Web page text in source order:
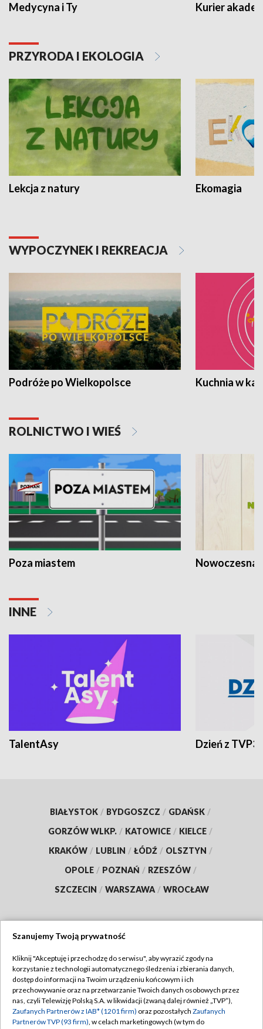
Medycyna i Ty Kurier
PRZYRODA I EKOLOGIA
Lekcja z natury Ekomagia
WYPOCZYNEK I REKREACJA
Podróże po Wielkopolsce Kuchnia w
ROLNICTWO I WIEŚ
Poza miastem Nowoczesna
INNE
TalentAsy Dzień z TVP3
BIAŁYSTOK / BYDGOSZCZ / GDAŃSK /
GORZÓW WLKP. / KATOWICE / KIELCE /
KRAKÓW / LUBLIN / ŁÓDŹ / OLSZTYN /
OPOLE / POZNAŃ / RZESZÓW /
SZCZECIN / WARSZAWA / WROCŁAW
TVP
Abonament TVP
Emisja w TVP
Regulamin TVP
Polityka prywatności
Szanujemy Twoją prywatność
Kliknij "Akceptuję i przechodzę do serwisu", aby wyrazić zgody na
korzystanie z technologii automatycznego śledzenia i zbierania danych,
dostęp do informacji na Twoim urządzeniu końcowym i ich
przechowywanie oraz na przetwarzanie Twoich danych osobowych przez
nas, czyli Telewizję Polską S.A. w likwidacji (zwaną dalej również „TVP”),
Zaufanych Partnerów z IAB* (1201 firm) oraz pozostałych Zaufanych
Partnerów TVP (93 firm), w celach marketingowych (w tym do